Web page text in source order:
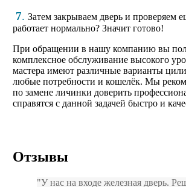
7. Затем закрываем дверь и проверяем
работает нормально? Значит готово!
При обращении в нашу компанию вы
комплексное обслуживание высокого
мастера имеют различные варианты
любые потребности и кошелёк. Мы
по замене личинки доверить
справятся с данной задачей быстро и
Отзывы
У нас на входе железная дверь.